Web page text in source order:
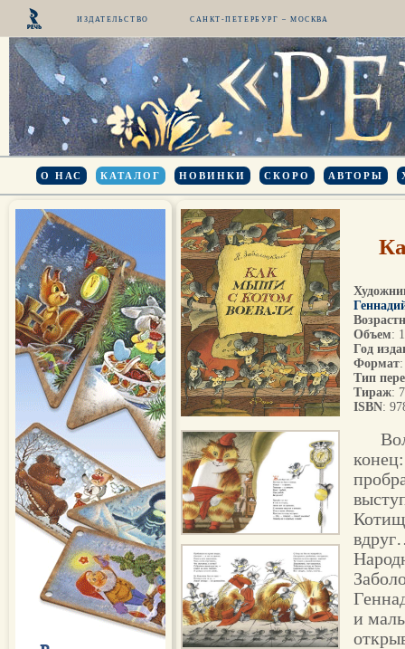
ИЗДАТЕЛЬСТВО САНКТ-ПЕТЕРБУРГ – МОСКВА
О НАС КАТАЛОГ НОВИНКИ СКОРО АВТОРЫ
Объем:
Год
Формат
Тип
Тираж:
ISBN:
и